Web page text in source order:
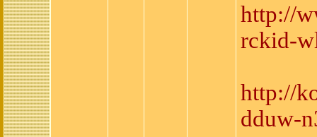
http://
rckid-
http://
dduw-